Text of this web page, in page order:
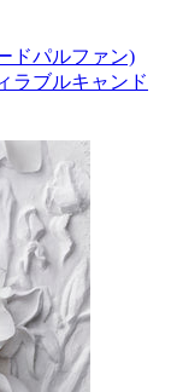
ドパルファン)
ラブルキャンド